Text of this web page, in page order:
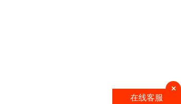
在线客服
×